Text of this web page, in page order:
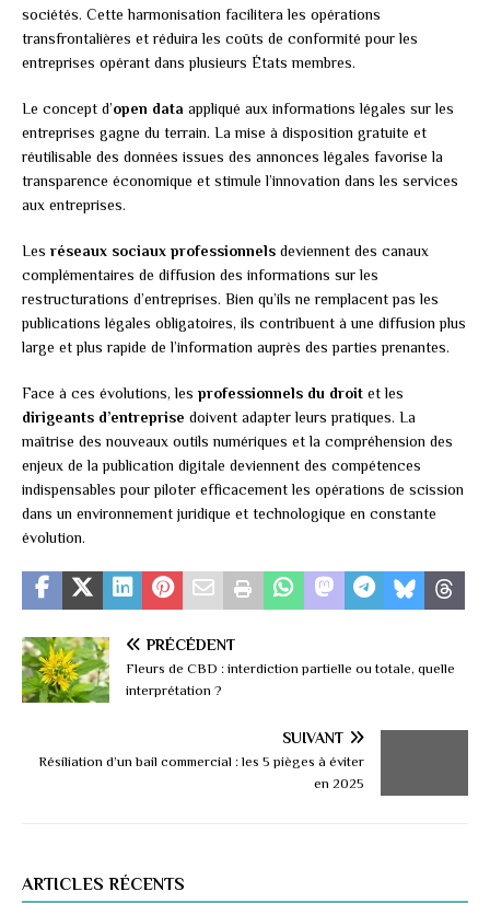
sociétés. Cette harmonisation facilitera les opérations
transfrontalières et réduira les coûts de conformité pour les
entreprises opérant dans plusieurs États membres.
Le concept d’open data appliqué aux informations légales sur les
entreprises gagne du terrain. La mise à disposition gratuite et
réutilisable des données issues des annonces légales favorise la
transparence économique et stimule l’innovation dans les services
aux entreprises.
Les réseaux sociaux professionnels deviennent des canaux
complémentaires de diffusion des informations sur les
restructurations d’entreprises. Bien qu’ils ne remplacent pas les
publications légales obligatoires, ils contribuent à une diffusion plus
large et plus rapide de l’information auprès des parties prenantes.
Face à ces évolutions, les professionnels du droit et les
dirigeants d’entreprise doivent adapter leurs pratiques. La
maîtrise des nouveaux outils numériques et la compréhension des
enjeux de la publication digitale deviennent des compétences
indispensables pour piloter efficacement les opérations de scission
dans un environnement juridique et technologique en constante
évolution.
PRÉCÉDENT
Fleurs de CBD : interdiction partielle ou totale, quelle
interprétation ?
SUIVANT
Résiliation d’un bail commercial : les 5 pièges à éviter
en 2025
ARTICLES RÉCENTS